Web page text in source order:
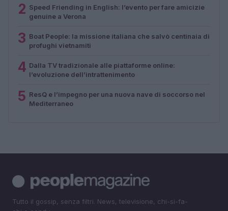
2 Speed Friending in English: l’evento per fare amicizie
genuine a Verona
3 Boat People: la missione italiana che salvò centinaia di
profughi vietnamiti
4 Dalla TV tradizionale alle piattaforme online:
l’evoluzione dell’intrattenimento
5 ResQ e l’impegno per una nuova nave di soccorso nel
Mediterraneo
Tutto il gossip, senza filtri. News, televisione, chi-si-fa-